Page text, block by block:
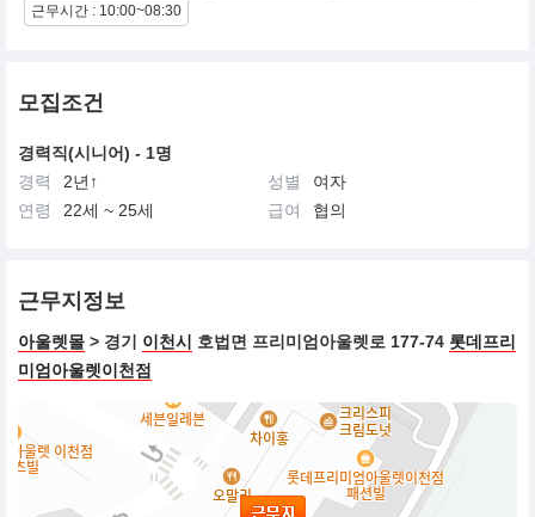
근무시간 : 10:00~08:30
모집조건
경력직(시니어) - 1명
경력
2년↑ 성별
여자
연령
22세 ~ 25세 급여 협의
근무지정보
아울렛몰 > 경기 이천시 호법면 프리미엄아울렛로 177-74 롯데프리
미엄아울렛이천점